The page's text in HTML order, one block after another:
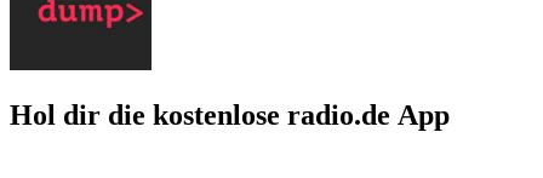
Hol dir die kostenlose radio.de App